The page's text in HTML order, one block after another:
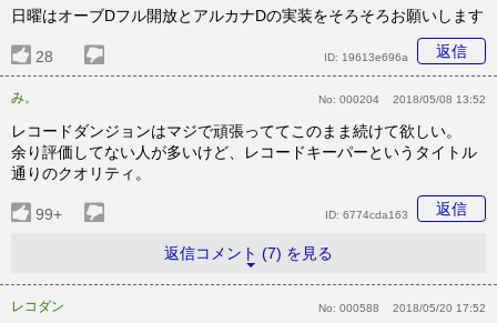
日曜はオーブDフル開放とアルカナDの実装をそろそろお願いします
28 返信
ID: 19613e696a
み。 No: 000204 2018/05/08 13:52
レコードダンジョンはマジで頑張っててこのまま続けて欲しい。
余り評価してない人が多いけど、レコードキーパーというタイトル
通りのクオリティ。
99+ 返信
ID: 6774cda163
返信コメント (7) を見る
レコダン No: 000588 2018/05/20 17:52